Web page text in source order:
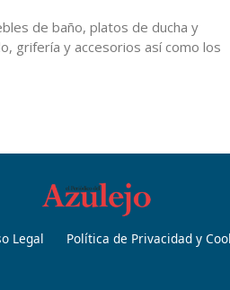
de baño, platos de ducha y
grifería y accesorios así como los
Legal Política de Privacidad y